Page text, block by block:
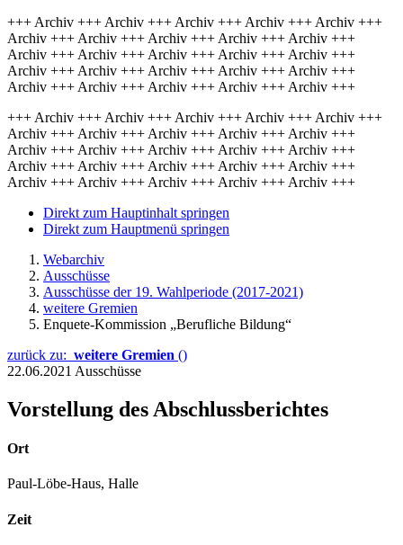
+++ Archiv +++ Archiv +++ Archiv +++ Archiv +++ Archiv +++
Archiv +++ Archiv +++ Archiv +++ Archiv +++ Archiv +++
Archiv +++ Archiv +++ Archiv +++ Archiv +++ Archiv +++
Archiv +++ Archiv +++ Archiv +++ Archiv +++ Archiv +++
Archiv +++ Archiv +++ Archiv +++ Archiv +++ Archiv +++
+++ Archiv +++ Archiv +++ Archiv +++ Archiv +++ Archiv +++
Archiv +++ Archiv +++ Archiv +++ Archiv +++ Archiv +++
Archiv +++ Archiv +++ Archiv +++ Archiv +++ Archiv +++
Archiv +++ Archiv +++ Archiv +++ Archiv +++ Archiv +++
Archiv +++ Archiv +++ Archiv +++ Archiv +++ Archiv +++
Direkt zum Hauptinhalt springen
Direkt zum Hauptmenü springen
Webarchiv
Ausschüsse
Ausschüsse der 19. Wahlperiode (2017-2021)
weitere Gremien
Enquete-Kommission „Berufliche Bildung“
zurück zu: weitere Gremien ()
22.06.2021 Ausschüsse
Vorstellung des Abschlussberichtes
Ort
Paul-Löbe-Haus, Halle
Zeit